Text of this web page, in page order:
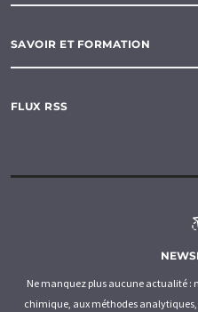
SAVOIR ET FORMATION
FLUX RSS
Ne manquez plus aucune actualité :
chimique, aux méthodes